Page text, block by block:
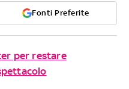
Fonti Preferite
per restare